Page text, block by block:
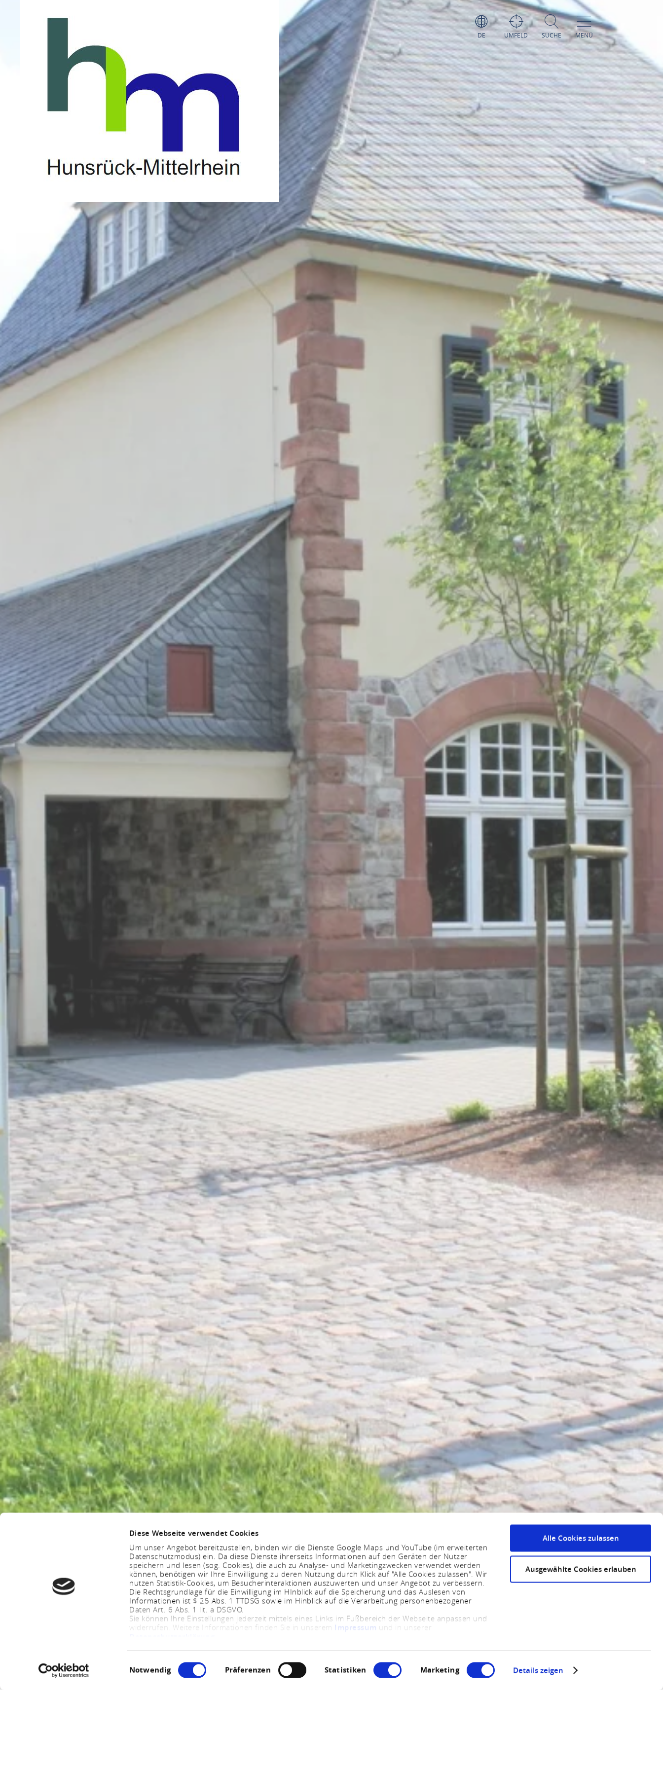
Diese Webseite verwendet Cookies
Um unser Angebot bereitzustellen, binden wir die Dienste Google Maps und YouTube (im erweiterten
Datenschutzmodus) ein. Da diese Dienste ihrerseits Informationen auf den Geräten der Nutzer
speichern und lesen (sog. Cookies), die auch zu Analyse- und Marketingzwecken verwendet werden
können, benötigen wir Ihre Einwilligung zu deren Nutzung durch Klick auf "Alle Cookies zulassen". Wir
nutzen Statistik-Cookies, um Besucherinteraktionen auszuwerten und unser Angebot zu verbessern.
Die Rechtsgrundlage für die Einwilligung im HInblick auf die Speicherung und das Auslesen von
Informationen ist $ 25 Abs. 1 TTDSG sowie im Hinblick auf die Verarbeitung personenbezogener
Daten Art. 6 Abs. 1 lit. a DSGVO.
Sie können Ihre Einstellungen jederzeit mittels eines Links im Fußbereich der Webseite anpassen und
widerrufen. Weitere Informationen finden Sie in unserem Impressum und in unserer
Einwilligungsauswahl
Notwendig Präferenzen Statistiken Marketing Details zeigen
Alle Cookies zulassen
Ausgewählte Cookies erlauben
DE UMFELD SUCHE MENÜ